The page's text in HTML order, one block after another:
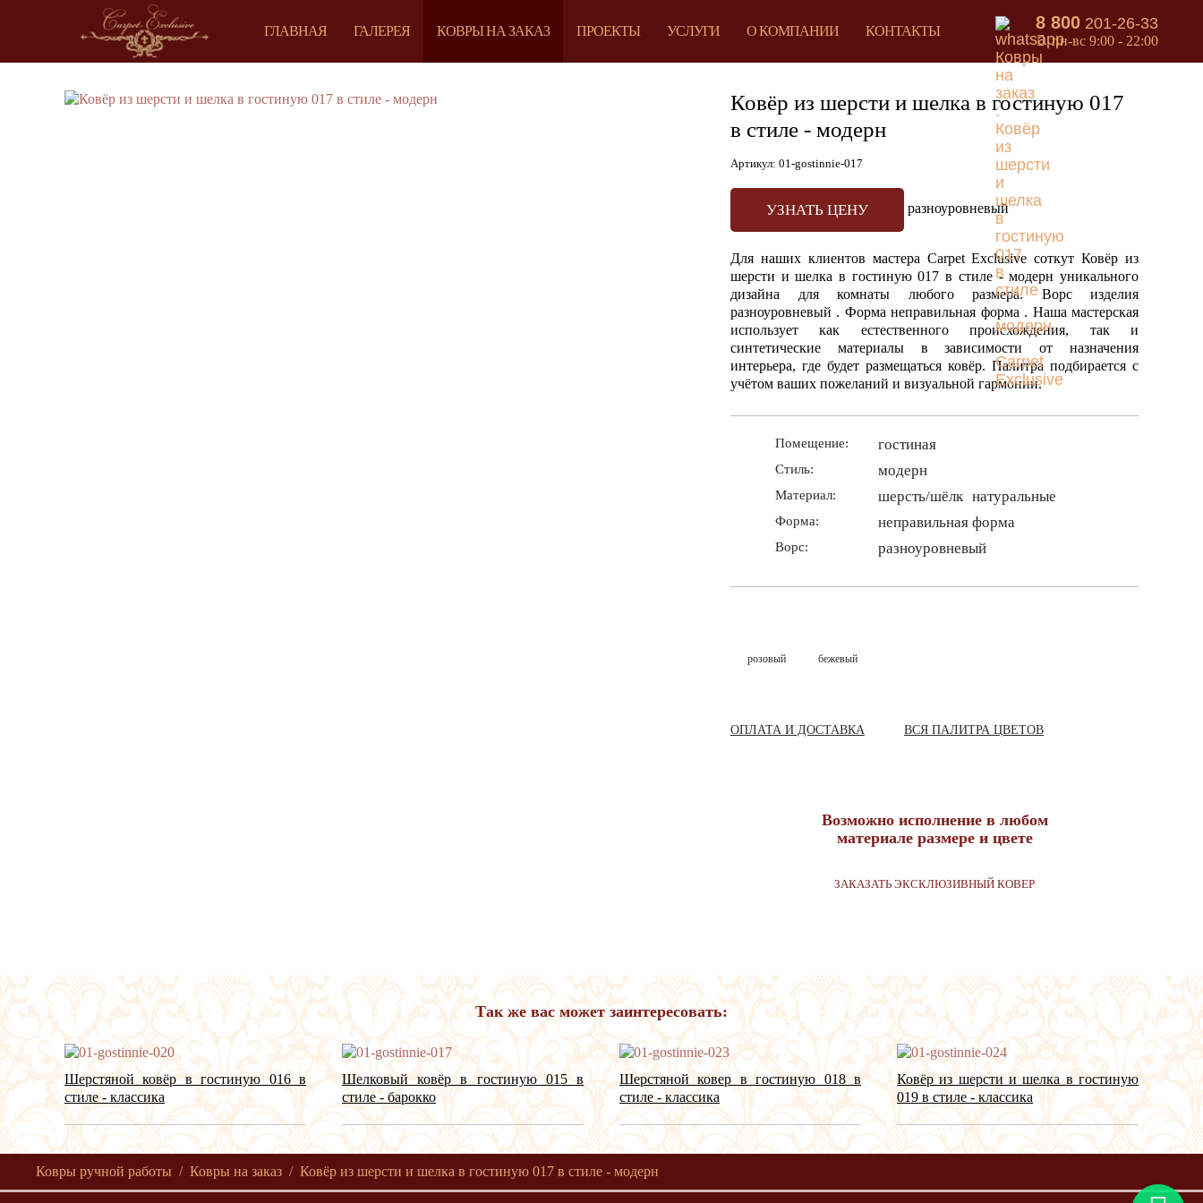
ГЛАВНАЯ ГАЛЕРЕЯ КОВРЫ НА ЗАКАЗ ПРОЕКТЫ УСЛУГИ О КОМПАНИИ КОНТАКТЫ 8 800 201-26-33
пн-вс 9:00 - 22:00
Назад в каталог
Ковёр из шерсти и шелка в гостиную 017
в стиле - модерн
Артикул: 01-gostinnie-017
УЗНАТЬ ЦЕНУ разноуровневый
Для наших клиентов мастера Carpet Exclusive соткут Ковёр из
шерсти и шелка в гостиную 017 в стиле - модерн уникального
дизайна для комнаты любого размера. Ворс изделия
разноуровневый . Форма неправильная форма . Наша мастерская
использует как естественного происхождения, так и
синтетические материалы в зависимости от назначения
интерьера, где будет размещаться ковёр. Палитра подбирается с
учётом ваших пожеланий и визуальной гармонии.
Помещение: гостиная
Стиль: модерн
Материал: шерсть/шёлк натуральные
Форма: неправильная форма
Ворс: разноуровневый
розовый бежевый
ОПЛАТА И ДОСТАВКА ВСЯ ПАЛИТРА ЦВЕТОВ
Возможно исполнение в любом
материале размере и цвете
ЗАКАЗАТЬ ЭКСКЛЮЗИВНЫЙ КОВЕР
Так же вас может заинтересовать:
Шерстяной ковёр в гостиную 016 в
стиле - классика
Шелковый ковёр в гостиную 015 в
стиле - барокко
Шерстяной ковер в гостиную 018 в
стиле - классика
Ковёр из шерсти и шелка в гостиную
019 в стиле - классика
Ковры ручной работы Ковры на заказ Ковёр из шерсти и шелка в гостиную 017 в стиле - модерн